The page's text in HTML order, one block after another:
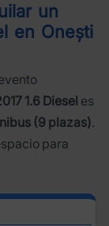
un
en Onești
1.6 Diesel es
(9 plazas).
para